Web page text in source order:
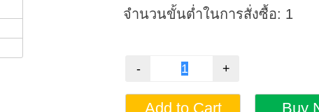
จำนวนขั้นต่ำในการสั่งซื้อ: 1